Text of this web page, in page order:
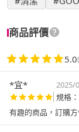
商品評價
5.0
*宜* 2025/
規格
有趣的商品，訂購